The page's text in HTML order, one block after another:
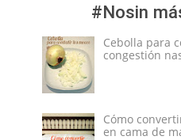
#Nosin
Cebolla para
congestión
Cómo
en cama de